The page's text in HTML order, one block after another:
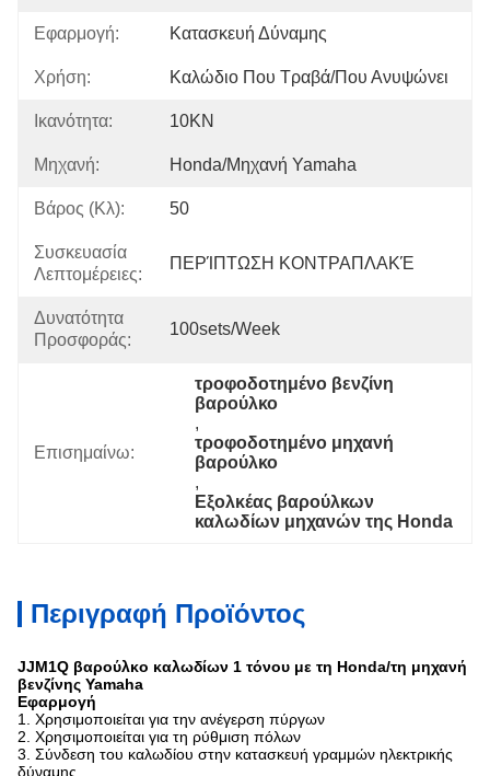
Εφαρμογή: Κατασκευή Δύναμης
Χρήση: Καλώδιο Που Τραβά/που Ανυψώνει
Ικανότητα: 10KN
Μηχανή: Honda/μηχανή Yamaha
Βάρος (κλ): 50
Συσκευασία
Λεπτομέρειες:
ΠΕΡΊΠΤΩΣΗ ΚΟΝΤΡΑΠΛΑΚΈ
Δυνατότητα
Προσφοράς:
100sets/week
Επισημαίνω:
τροφοδοτημένο βενζίνη
βαρούλκο
,
τροφοδοτημένο μηχανή
βαρούλκο
,
Εξολκέας βαρούλκων
καλωδίων μηχανών της Honda
Περιγραφή Προϊόντος
JJM1Q βαρούλκο καλωδίων 1 τόνου με τη Honda/τη μηχανή
βενζίνης Yamaha
Εφαρμογή
1. Χρησιμοποιείται για την ανέγερση πύργων
2. Χρησιμοποιείται για τη ρύθμιση πόλων
3. Σύνδεση του καλωδίου στην κατασκευή γραμμών ηλεκτρικής
δύναμης.